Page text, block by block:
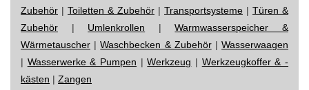
Zubehör | Toiletten & Zubehör | Transportsysteme | Türen &
Zubehör | Umlenkrollen |Warmwasserspeicher &
Wärmetauscher |Waschbecken & Zubehör|Wasserwaagen
| Wasserwerke & Pumpen |Werkzeug | Werkzeugkoffer & -
kästen | Zangen